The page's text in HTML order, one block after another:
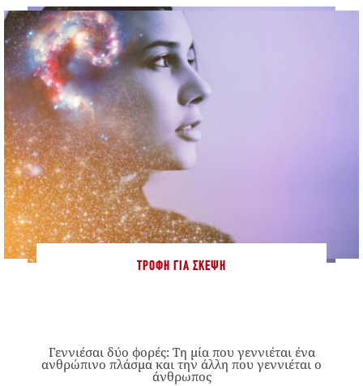
ΤΡΟΦΉ ΓΙΑ ΣΚΈΨΗ
Γεννιέσαι δύο φορές: Tη μία που γεννιέται ένα
ανθρώπινο πλάσμα και την άλλη που γεννιέται ο
άνθρωπος